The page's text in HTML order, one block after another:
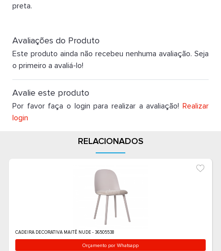
preta.
Avaliações do Produto
Este produto ainda não recebeu nenhuma avaliação. Seja
o primeiro a avaliá-lo!
Avalie este produto
Por favor faça o login para realizar a avaliação! Realizar
login
RELACIONADOS